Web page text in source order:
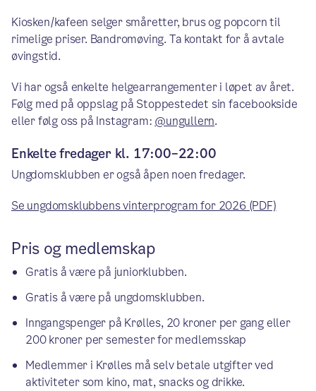
Kiosken/kafeen selger småretter, brus og popcorn til
rimelige priser. Bandromøving. Ta kontakt for å avtale
øvingstid.
Vi har også enkelte helgearrangementer i løpet av året.
Følg med på oppslag på Stoppestedet sin facebookside
eller følg oss på Instagram: @ungullern.
Enkelte fredager kl. 17:00–22:00
Ungdomsklubben er også åpen noen fredager.
Se ungdomsklubbens vinterprogram for 2026 (PDF)
Pris og medlemskap
Gratis å være på juniorklubben.
Gratis å være på ungdomsklubben.
Inngangspenger på Krølles, 20 kroner per gang eller
200 kroner per semester for medlemsskap
Medlemmer i Krølles må selv betale utgifter ved
aktiviteter som kino, mat, snacks og drikke.